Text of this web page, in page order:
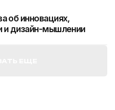
об инновациях,
и дизайн-мышлении